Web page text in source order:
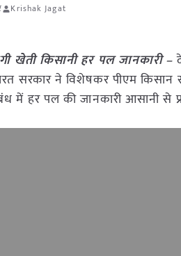
Krishak Jagat
खेती किसानी हर पल जानकारी –
सरकार ने विशेषकर पीएम
में हर पल की जानकारी आसानी से